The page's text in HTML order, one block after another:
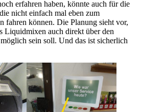
erfahren haben, könnte auch für die
nicht einfach mal eben zum
fahren können. Die Planung sieht vor,
Liquidmixen auch direkt über den
sein soll. Und das ist sicherlich